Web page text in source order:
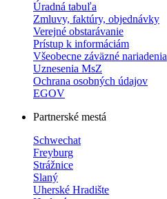
Úradná tabuľa
Zmluvy, faktúry, objednávky
Verejné obstarávanie
Prístup k informáciám
Všeobecne záväzné nariadenia
Uznesenia MsZ
Ochrana osobných údajov
EGOV
Partnerské mestá
Schwechat
Freyburg
Strážnice
Slaný
Uherské Hradište